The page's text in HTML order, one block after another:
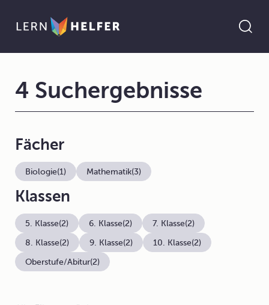
4 Suchergebnisse
Fächer
Biologie(1) Mathematik(3)
Klassen
5. Klasse(2) 6. Klasse(2) 7. Klasse(2)
8. Klasse(2) 9. Klasse(2) 10. Klasse(2)
Oberstufe/Abitur(2)